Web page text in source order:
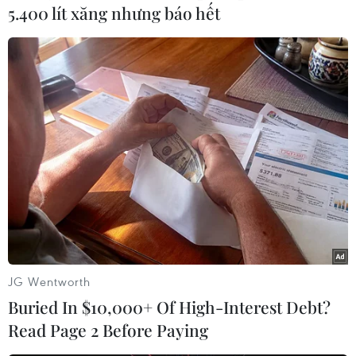
#an ninh xã hội
#chính trị #VietnamPlus
Theo dõi VietnamPlus
TIN LIÊN QUAN
5.400 lít xăng nhưng báo hết
JG Wentworth
Buried In $10,000+ Of High-Interest Debt?
Read Page 2 Before Paying